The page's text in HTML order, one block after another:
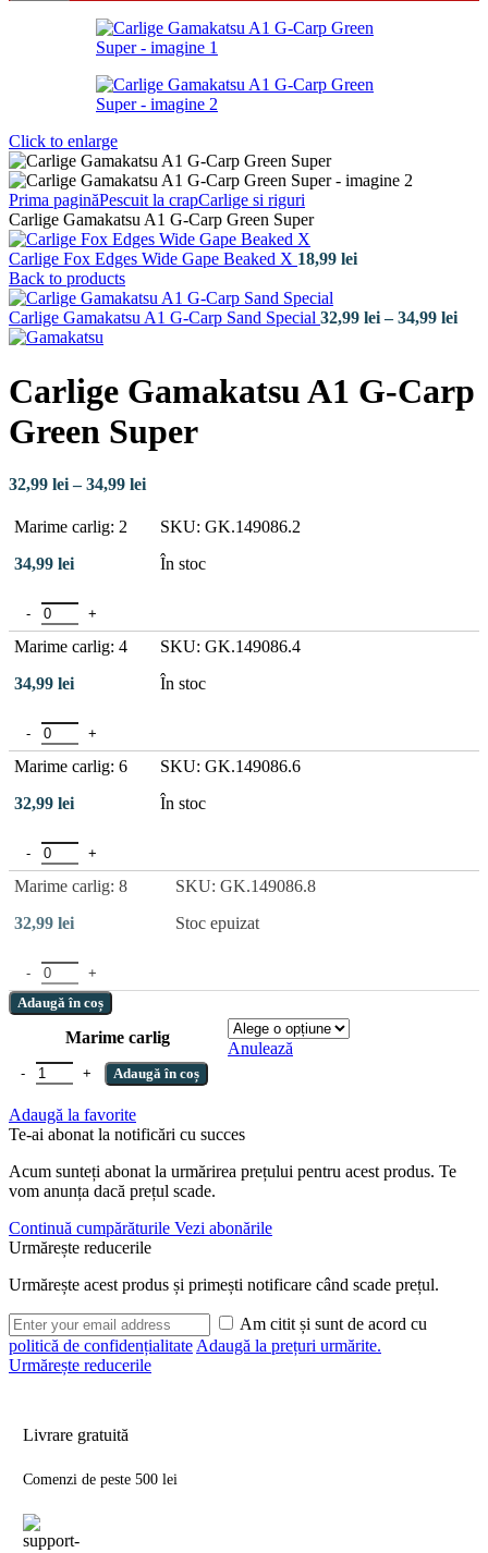
Click to enlarge
Prima paginăPescuit la crapCarlige si riguri
Carlige Gamakatsu A1 G-Carp Green Super
Carlige Fox Edges Wide Gape Beaked X 18,99 lei
Back to products
Carlige Gamakatsu A1 G-Carp Sand Special 32,99 lei – 34,99 lei
la
Carlige Gamakatsu A1 G-Carp
Green Super
32,99 lei – 34,99 leiInterval
prețuri:
până
Marime carlig: 2
34,99 lei În stoc
SKU: GK.149086.2
Cantitate Carlige Gamakatsu A1 G-Carp Green Super
Marime carlig: 4
34,99 lei În stoc
SKU: GK.149086.4
Cantitate Carlige Gamakatsu A1 G-Carp Green Super
Marime carlig: 6
32,99 lei În stoc
SKU: GK.149086.6
Cantitate Carlige Gamakatsu A1 G-Carp Green Super
Marime carlig: 8
32,99 lei Stoc epuizat
SKU: GK.149086.8
Cantitate Carlige Gamakatsu A1 G-Carp Green Super
Adaugă în coș
Marime carlig
Anulează
Cantitate Carlige Gamakatsu A1 G-Carp Green Super
Adaugă în coș
Adaugă la favorite
Te-ai abonat la notificări cu succes
Acum sunteți abonat la urmărirea prețului pentru acest produs. Te
vom anunța dacă prețul scade.
Continuă cumpărăturile Vezi abonările
Urmărește reducerile
Urmărește acest produs și primești notificare când scade prețul.
Am citit și sunt de acord cu
politică de confidențialitate Adaugă la prețuri urmărite.
Urmărește reducerile
Livrare gratuită
Comenzi de peste 500 lei